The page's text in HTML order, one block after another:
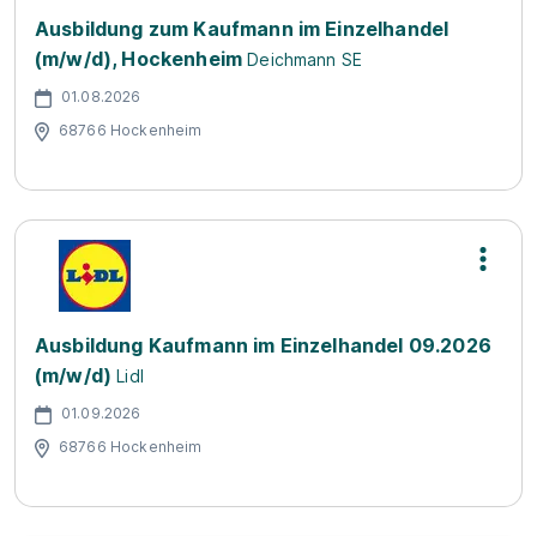
Ausbildung zum Kaufmann im Einzelhandel
(m/w/d), Hockenheim Deichmann SE
01.08.2026
68766 Hockenheim
Ausbildung Kaufmann im Einzelhandel 09.2026
(m/w/d) Lidl
01.09.2026
68766 Hockenheim